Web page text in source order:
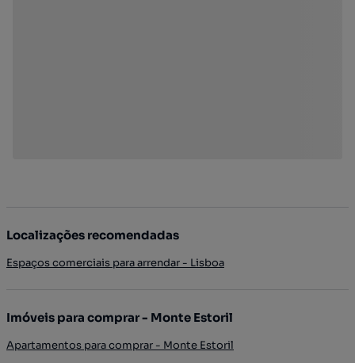
Localizações recomendadas
Espaços comerciais para arrendar - Lisboa
Imóveis para comprar - Monte Estoril
Apartamentos para comprar - Monte Estoril